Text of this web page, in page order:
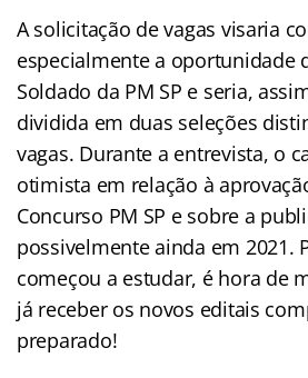
A solicitação de vagas visaria
especialmente a oportunidade
Soldado da PM SP e seria,
dividida em duas seleções
vagas. Durante a entrevista, o
otimista em relação à
Concurso PM SP e sobre a
possivelmente ainda em 2021.
começou a estudar, é hora de
já receber os novos editais
preparado!